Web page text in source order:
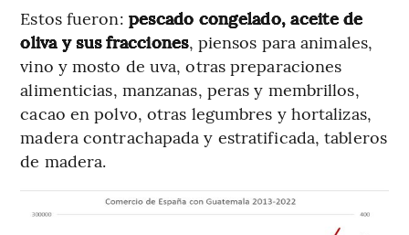
Estos fueron: pescado congelado, aceite de
oliva y sus fracciones, piensos para animales,
vino y mosto de uva, otras preparaciones
alimenticias, manzanas, peras y membrillos,
cacao en polvo, otras legumbres y hortalizas,
madera contrachapada y estratificada, tableros
de madera.